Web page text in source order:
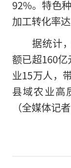
92%。特色
加工转化率达
据统计
额已超160
业15万人，
县域农业高
（全媒体记